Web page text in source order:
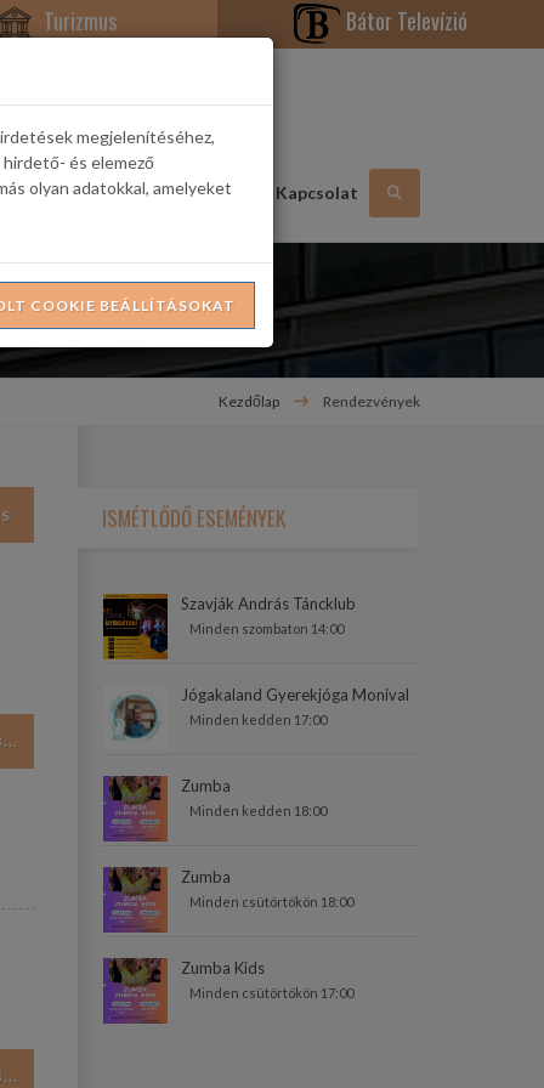
Turizmus Bátor Televízió
információk Galéria Kapcsolat
Kezdőlap Rendezvények
ISMÉTLŐDŐ ESEMÉNYEK
Szavják András Táncklub
Minden szombaton 14:00
Jógakaland Gyerekjóga Monival
Minden kedden 17:00
Zumba
Minden kedden 18:00
Zumba
Minden csütörtökön 18:00
Zumba Kids
Minden csütörtökön 17:00
megjelenítéséhez,
hirdető- és elemező
olyan adatokkal, amelyeket
COOKIE BEÁLLÍTÁSOKAT